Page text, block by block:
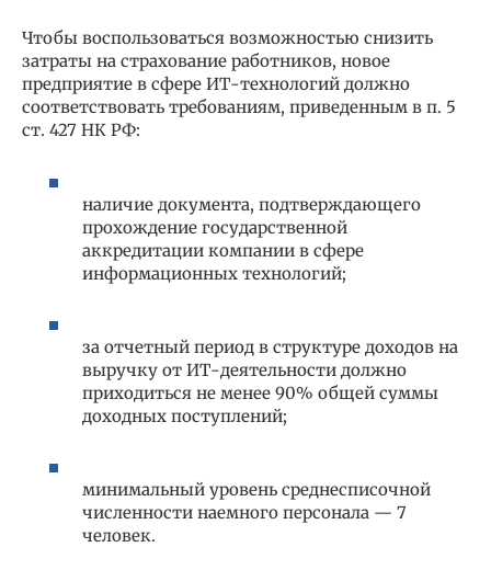
Чтобы воспользоваться возможностью снизить
затраты на страхование работников, новое
предприятие в сфере ИТ-технологий должно
соответствовать требованиям, приведенным в п. 5
ст. 427 НК РФ:
наличие документа, подтверждающего
прохождение государственной
аккредитации компании в сфере
информационных технологий;
за отчетный период в структуре доходов на
выручку от ИТ-деятельности должно
приходиться не менее 90% общей суммы
доходных поступлений;
минимальный уровень среднесписочной
численности наемного персонала — 7
человек.